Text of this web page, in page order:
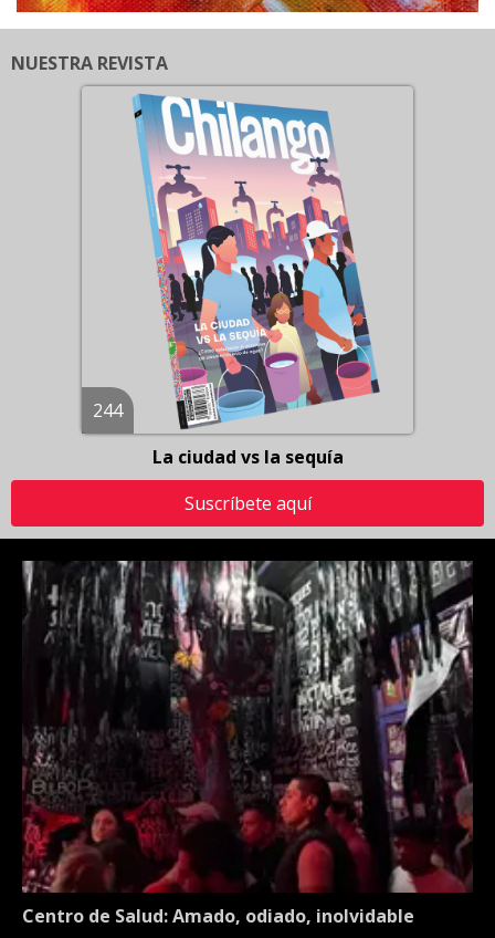
NUESTRA REVISTA
244
La ciudad vs la sequía
Suscríbete aquí
Centro de Salud: Amado, odiado, inolvidable